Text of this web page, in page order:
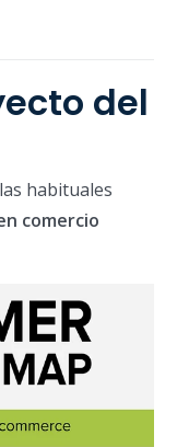
del
habituales
comercio